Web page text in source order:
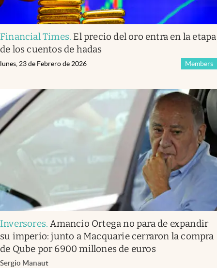
Financial Times. El precio del oro entra en la etapa
de los cuentos de hadas
Members
lunes, 23 de Febrero de 2026
Inversores.Amancio Ortega no para de expandir
su imperio: junto a Macquarie cerraron la compra
de Qube por 6900 millones de euros
Sergio Manaut